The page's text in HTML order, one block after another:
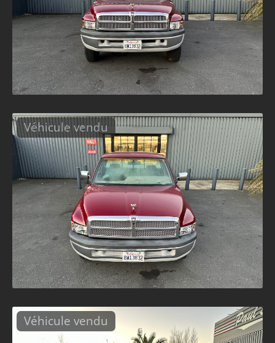
Véhicule vendu
Véhicule vendu